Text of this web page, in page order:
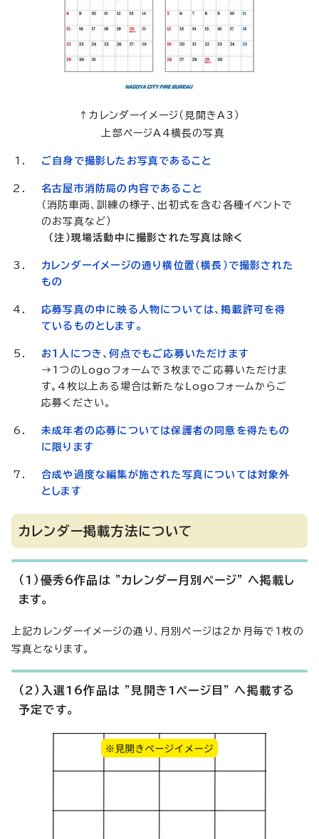
↑カレンダーイメージ（見開きA3）
上部ページA4横長の写真
ご自身で撮影したお写真であること
名古屋市消防局の内容であること
（消防車両、訓練の様子、出初式を含む各種イベントで
のお写真など）
（注）現場活動中に撮影された写真は除く
カレンダーイメージの通り横位置（横長）で撮影された
もの
応募写真の中に映る人物については、掲載許可を得
ているものとします。
お1人につき、何点でもご応募いただけます
→1つのLogoフォームで3枚までご応募いただけま
す。4枚以上ある場合は新たなLogoフォームからご
応募ください。
未成年者の応募については保護者の同意を得たもの
に限ります
合成や過度な編集が施された写真については対象外
とします
カレンダー掲載方法について
（1）優秀6作品は ”カレンダー月別ページ” へ掲載し
ます。
上記カレンダーイメージの通り、月別ページは2か月毎で1枚の
写真となります。
（2）入選16作品は "見開き1ページ目" へ掲載する
予定です。